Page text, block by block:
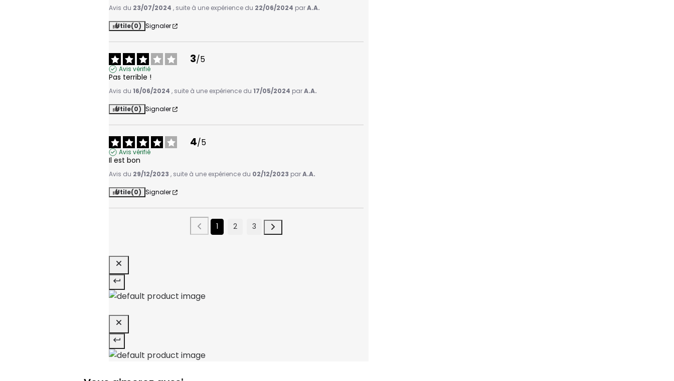
Avis du 23/07/2024 , suite à une expérience du 22/06/2024 parA.A.
Utile(0) Signaler
3/5
Avis vérifié
Pas terrible !
Avis du 16/06/2024 , suite à une expérience du 17/05/2024 parA.A.
Utile(0) Signaler
4/5
Avis vérifié
Il est bon
Avis du 29/12/2023 , suite à une expérience du 02/12/2023 parA.A.
Utile(0) Signaler
1 2 3